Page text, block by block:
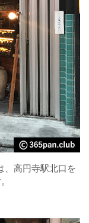
、高円寺駅北口を